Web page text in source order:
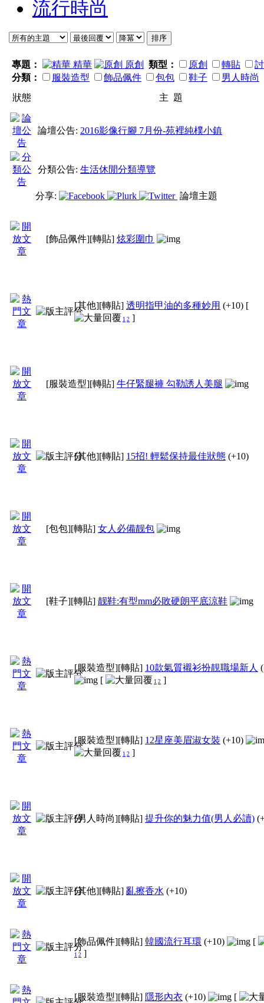
流行時尚
專題： 精華 原創 類型： 原創 轉貼
分類：
服裝造型 飾品佩件 包包 鞋子
男人時尚
狀態
主 題
論壇公告: 2016影像行腳 7月份-苑裡純樸小鎮
分類公告: 生活休閒分類導覽
分享: 論壇主題
[飾品佩件][轉貼] 炫彩圍巾
[其他][轉貼] 透明指甲油的多種妙用 (+10) [
1 2 ]
[服裝造型][轉貼] 牛仔緊腿褲 勾勒誘人美腿
[其他][轉貼] 15招! 輕鬆保持最佳狀態 (+10)
[包包][轉貼] 女人必備靓包
[鞋子][轉貼] 靓鞋:有型mm必敗硬朗平底涼鞋
[服裝造型][轉貼] 10款氣質襯衫扮靚職場新人
[
1 2 ]
[服裝造型][轉貼] 12星座美眉淑女裝 (+10)
1 2 ]
[男人時尚][轉貼] 提升你的魅力值(男人必讀)
[其他][轉貼] 亂擦香水 (+10)
[飾品佩件][轉貼] 韓國流行耳環 (+10) [
1 2 ]
[服裝造型][轉貼] 隱形內衣 (+10) [